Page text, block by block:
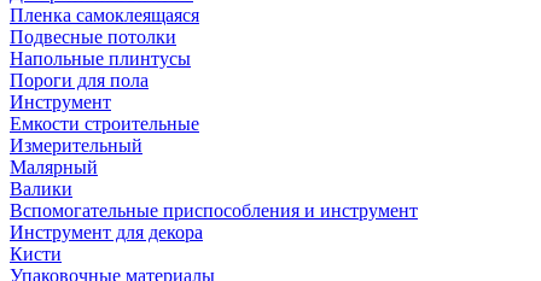
Пленка самоклеящаяся
Подвесные потолки
Напольные плинтусы
Пороги для пола
Инструмент
Емкости строительные
Измерительный
Малярный
Валики
Вспомогательные приспособления и инструмент
Инструмент для декора
Кисти
Упаковочные материалы